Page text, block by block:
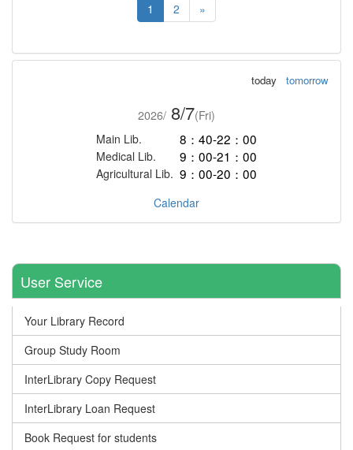
1 2 »
today tomorrow
2026/ 8/7(Fri)
Main Lib.
8：40-22：00
Medical Lib. 9：00-21：00
Agricultural Lib. 9：00-20：00
Calendar
User Service
Your Library Record
Group Study Room
InterLibrary Copy Request
InterLibrary Loan Request
Book Request for students